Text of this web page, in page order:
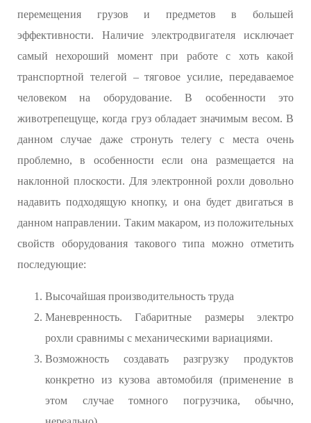
перемещения грузов и предметов в большей
эффективности. Наличие электродвигателя исключает
самый нехороший момент при работе с хоть какой
транспортной телегой – тяговое усилие, передаваемое
человеком на оборудование. В особенности это
животрепещуще, когда груз обладает значимым весом. В
данном случае даже стронуть телегу с места очень
проблемно, в особенности если она размещается на
наклонной плоскости. Для электронной рохли довольно
надавить подходящую кнопку, и она будет двигаться в
данном направлении. Таким макаром, из положительных
свойств оборудования такового типа можно отметить
последующие:
Высочайшая производительность труда
Маневренность. Габаритные размеры электро
рохли сравнимы с механическими вариациями.
Возможность создавать разгрузку продуктов
конкретно из кузова автомобиля (применение в
этом случае томного погрузчика, обычно,